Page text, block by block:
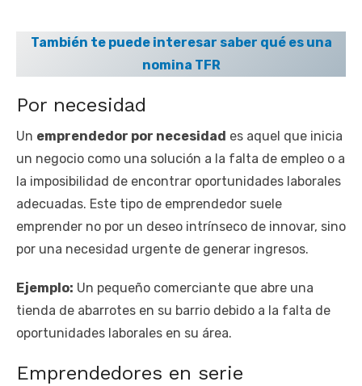
También te puede interesar saber qué es una
nomina TFR
Por necesidad
Un emprendedor por necesidad es aquel que inicia
un negocio como una solución a la falta de empleo o a
la imposibilidad de encontrar oportunidades laborales
adecuadas. Este tipo de emprendedor suele
emprender no por un deseo intrínseco de innovar, sino
por una necesidad urgente de generar ingresos.
Ejemplo: Un pequeño comerciante que abre una
tienda de abarrotes en su barrio debido a la falta de
oportunidades laborales en su área.
Emprendedores en serie